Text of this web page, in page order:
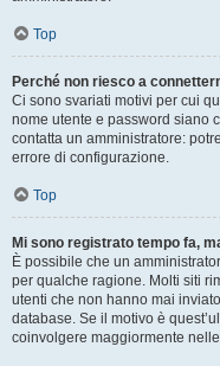
Top
Perché non riesco a
Ci sono svariati motivi per cui
nome utente e password siano
contatta un amministratore:
errore di configurazione.
Top
Mi sono registrato tempo fa,
È possibile che un
per qualche ragione. Molti siti
utenti che non hanno mai
database. Se il motivo è
coinvolgere maggiormente